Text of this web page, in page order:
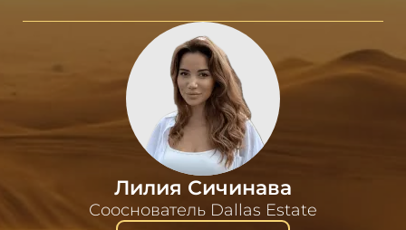
Лилия Сичинава
Сооснователь Dallas Estate